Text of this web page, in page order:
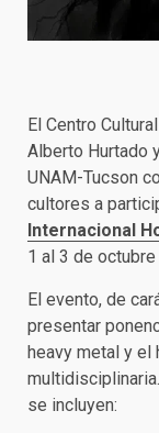
El Centro
Alberto Hurtado
UNAM-Tucson
cultores a
Internacional
1 al 3 de
El evento, de
presentar
heavy metal y el
se incluyen: